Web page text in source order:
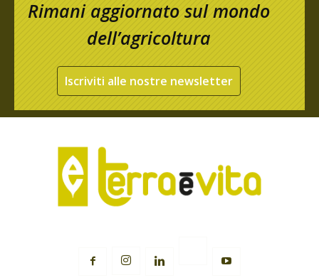
Rimani aggiornato sul mondo
dell’agricoltura
Iscriviti alle nostre newsletter